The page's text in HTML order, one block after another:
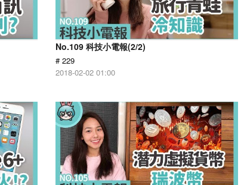
No.109 科技小電報(2/2)
# 229
2018-02-02 01:00